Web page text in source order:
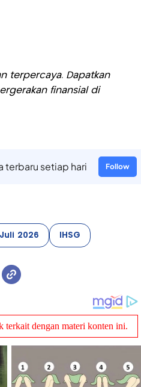
terpercaya. Dapatkan
finansial di
setiap hari Follow
Juli 2026 IHSG